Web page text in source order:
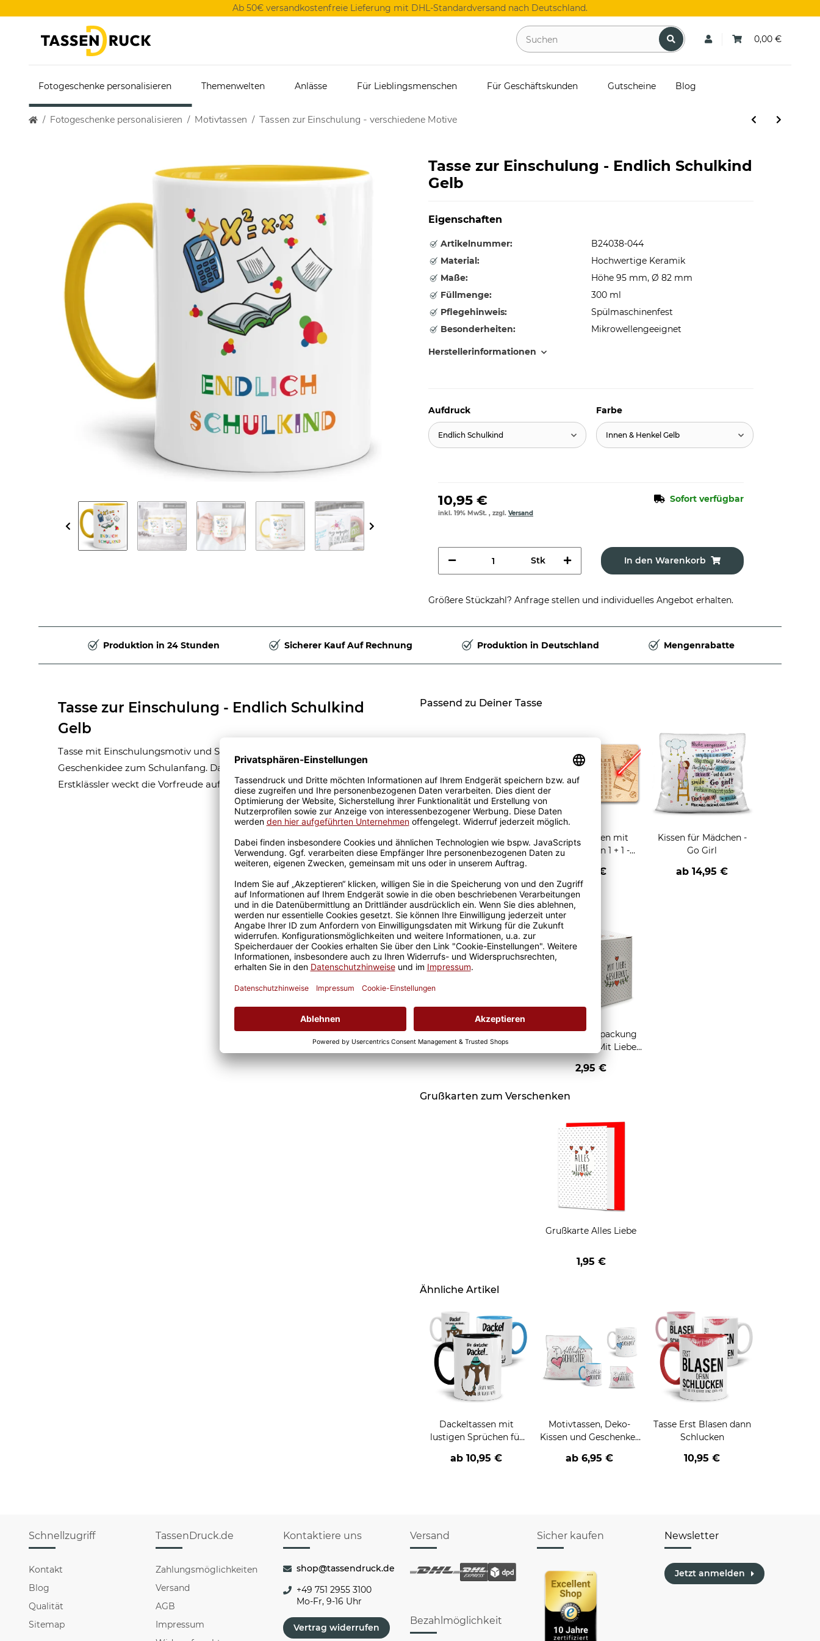
Ab 50€ versandkostenfreie Lieferung mit DHL-Standardversand nach Deutschland.
0,00 €
Fotogeschenke personalisieren Themenwelten Anlässe Für Lieblingsmenschen Für Geschäftskunden Gutscheine Blog
Fotogeschenke personalisieren Motivtassen Tassen zur Einschulung - verschiedene Motive
Tasse zur Einschulung - Endlich Schulkind
Gelb
Eigenschaften
Artikelnummer:
B24038-044
Material:
Hochwertige Keramik
Maße:
Höhe 95 mm, Ø 82 mm
Füllmenge:
300 ml
Pflegehinweis:
Spülmaschinenfest
Besonderheiten:
Mikrowellengeeignet
Herstellerinformationen
Aufdruck
Endlich Schulkind
Farbe
Innen & Henkel Gelb
10,95 € Sofort verfügbar
inkl. 19% MwSt. , zzgl. Versand
Stk In den Warenkorb
Größere Stückzahl? Anfrage stellen und individuelles Angebot erhalten.
Produktion in 24 Stunden Sicherer Kauf Auf Rechnung Produktion in Deutschland Mengenrabatte
Tasse zur Einschulung - Endlich Schulkind
Gelb
Tasse mit Einschulungsmotiv und Spruch - Endlich Schulkind -
Geschenkidee zum Schulanfang. Das persönliche Geschenk für alle
Erstklässler weckt die Vorfreude auf die Schule.
Passend zu Deiner Tasse
Brotdose mit Name
gravieren - Schulkind-
Astronaut
Holzbrettchen mit
Gravur - Dein 1 + 1 -
Name
12,95 €
Kissen für Mädchen -
Go Girl
ab14,95 €
Passende Verpackungen
Geschenkverpackung
für Tassen - Mit Liebe
geschenkt
2,95 €
Grußkarten zum Verschenken
Grußkarte Alles Liebe
1,95 €
Ähnliche Artikel
Dackeltassen mit
lustigen Sprüchen für
ab10,95 €
Motivtassen, Deko-
Kissen und Geschenke-
ab 6,95 €
Tasse Erst Blasen dann
Schlucken
10,95 €
Schnellzugriff
Kontakt
Blog
Qualität
Sitemap
TassenDruck.de
Zahlungsmöglichkeiten
Versand
AGB
Impressum
Kontaktiere uns
shop@tassendruck.de
+49 751 2955 3100
Mo-Fr, 9-16 Uhr
Vertrag widerrufen
Versand
Bezahlmöglichkeit
Sicher kaufen Newsletter
Jetzt anmelden